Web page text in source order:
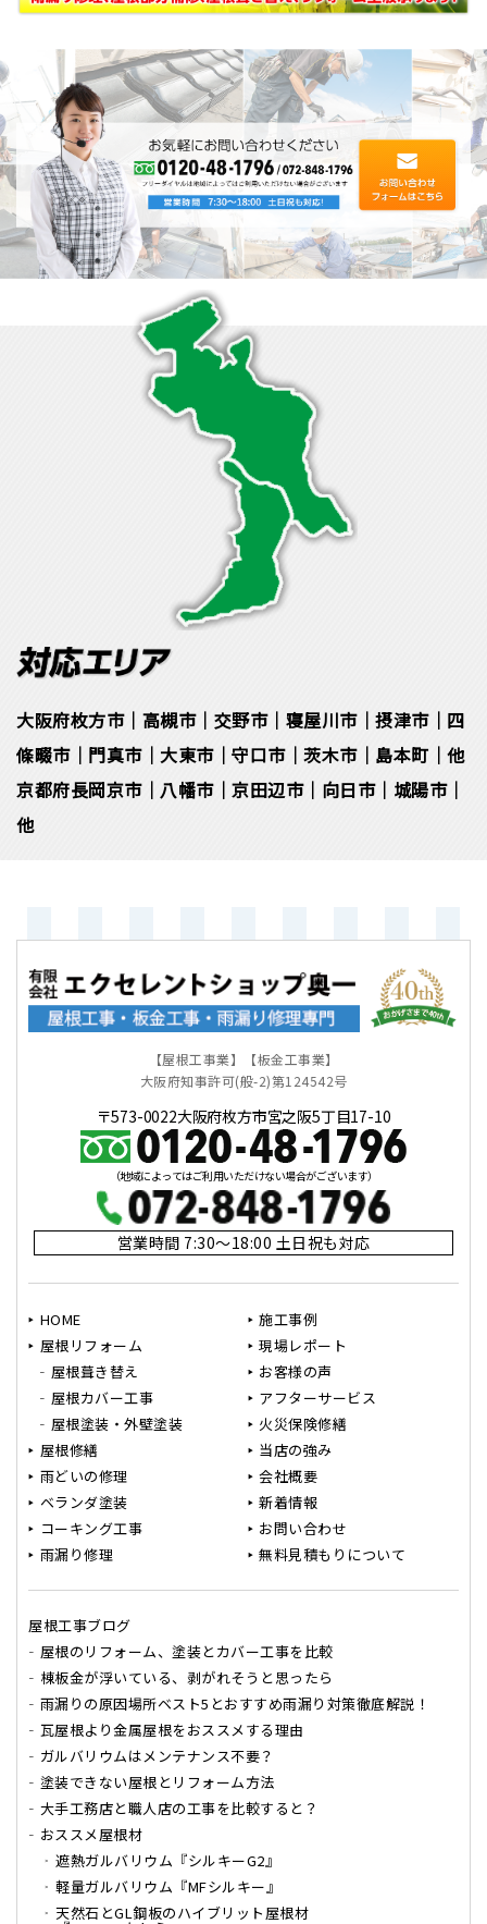
大阪府枚方市｜高槻市｜交野市｜寝屋川市｜摂津市｜四
條畷市｜門真市｜大東市｜守口市｜茨木市｜島本町｜他
京都府長岡京市｜八幡市｜京田辺市｜向日市｜城陽市｜
他
【屋根工事業】【板金工事業】
大阪府知事許可(般-2)第124542号
〒573-0022大阪府枚方市宮之阪5丁目17-10
（地域によってはご利用いただけない場合がございます）
営業時間 7:30～18:00 土日祝も対応
HOME
屋根リフォーム
屋根葺き替え
屋根カバー工事
屋根塗装・外壁塗装
屋根修繕
雨どいの修理
ベランダ塗装
コーキング工事
雨漏り修理
施工事例
現場レポート
お客様の声
アフターサービス
火災保険修繕
当店の強み
会社概要
新着情報
お問い合わせ
無料見積もりについて
屋根工事ブログ
屋根のリフォーム、塗装とカバー工事を比較
棟板金が浮いている、剥がれそうと思ったら
雨漏りの原因場所ベスト5とおすすめ雨漏り対策徹底解説！
瓦屋根より金属屋根をおススメする理由
ガルバリウムはメンテナンス不要？
塗装できない屋根とリフォーム方法
大手工務店と職人店の工事を比較すると？
おススメ屋根材
遮熱ガルバリウム『シルキーG2』
軽量ガルバリウム『MFシルキー』
天然石とGL鋼板のハイブリット屋根材